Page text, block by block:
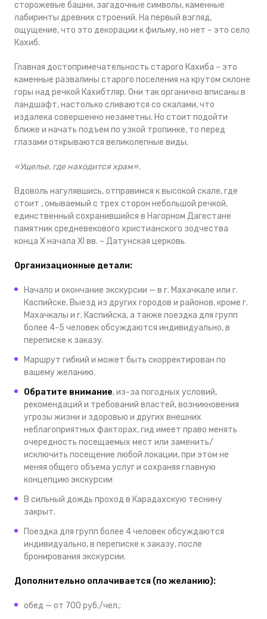
сторожевые башни, загадочные символы, каменные
лабиринты древних строений. На первый взгляд,
ощущение, что это декорации к фильму, но нет – это село
Кахиб.
Главная достопримечательность старого Кахиба – это
каменные развалины старого поселения на крутом склоне
горы над речкой Кахибтляр. Они так органично вписаны в
ландшафт, настолько сливаются со скалами, что
издалека совершенно незаметны. Но стоит подойти
ближе и начать подъем по узкой тропинке, то перед
глазами открываются великолепные виды.
«Ущелье, где находится храм».
Вдоволь нагулявшись, отправимся к высокой скале, где
стоит , омываемый с трех сторон небольшой речкой,
единственный сохранившийся в Нагорном Дагестане
памятник средневекового христианского зодчества
конца X начала XI вв. – Датунская церковь.
Организационные детали:
Начало и окончание экскурсии — в г. Махачкале или г.
Каспийске. Выезд из других городов и районов, кроме г.
Махачкалы и г. Каспийска, а также поездка для групп
более 4-5 человек обсуждаются индивидуально, в
переписке к заказу.
Маршрут гибкий и может быть скорректирован по
вашему желанию.
Обратите внимание, из-за погодных условий,
рекомендаций и требований властей, возникновения
угрозы жизни и здоровью и других внешних
неблагоприятных факторах, гид имеет право менять
очередность посещаемых мест или заменить/
исключить посещение любой локации, при этом не
меняя общего объема услуг и сохраняя главную
концепцию экскурсии
В сильный дождь проход в Карадахскую теснину
закрыт.
Поездка для групп более 4 человек обсуждаются
индивидуально, в переписке к заказу, после
бронирования экскурсии.
Дополнительно оплачивается (по желанию):
обед — от 700 руб./чел.;